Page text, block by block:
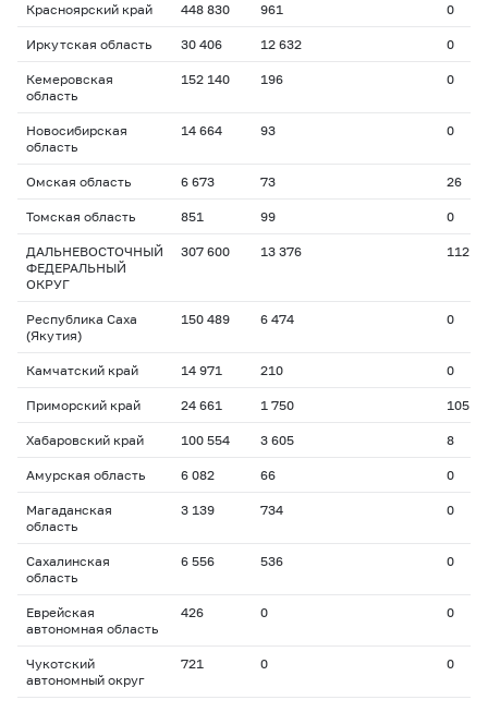
Красноярский край 448 830 961 0
Иркутская область 30 406 12 632 0
Кемеровская
область
152 140 196 0
Новосибирская
область
14 664 93 0
Омская область 6 673 73 26
Томская область 851 99 0
ДАЛЬНЕВОСТОЧНЫЙ
ФЕДЕРАЛЬНЫЙ
ОКРУГ
307 600 13 376 112
Республика Саха
(Якутия)
150 489 6 474 0
Камчатский край 14 971 210 0
Приморский край 24 661 1 750 105
Хабаровский край 100 554 3 605 8
Амурская область 6 082 66 0
Магаданская
область
3 139 734 0
Сахалинская
область
6 556 536 0
Еврейская
автономная область
426 0 0
Чукотский
автономный округ
721 0 0